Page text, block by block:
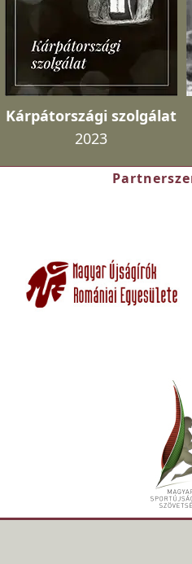
Kárpátországi szolgálat
2023